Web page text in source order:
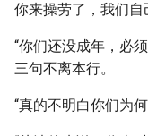
你来操劳了，我们自
“你们还没成年，必
三句不离本行。
“真的不明白你们为